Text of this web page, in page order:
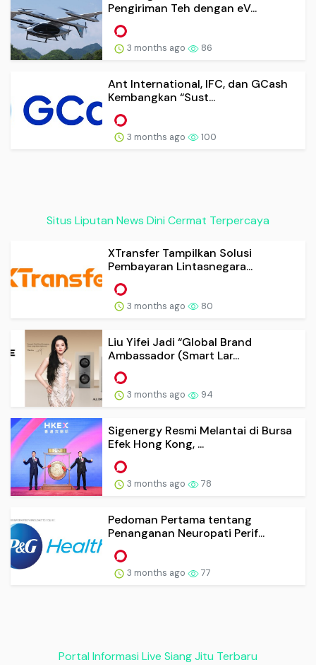
Pengiriman Teh dengan eV...
3 months ago 86
Ant International, IFC, dan GCash
Kembangkan “Sust...
3 months ago 100
Situs Liputan News Dini Cermat Terpercaya
XTransfer Tampilkan Solusi
Pembayaran Lintasnegara...
3 months ago 80
Liu Yifei Jadi “Global Brand
Ambassador (Smart Lar...
3 months ago 94
Sigenergy Resmi Melantai di Bursa
Efek Hong Kong, ...
3 months ago 78
Pedoman Pertama tentang
Penanganan Neuropati Perif...
3 months ago 77
Portal Informasi Live Siang Jitu Terbaru